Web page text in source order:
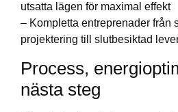
utsatta lägen för maximal effekt
– Kompletta entreprenader från
projektering till slutbesiktad
Process,
nästa steg